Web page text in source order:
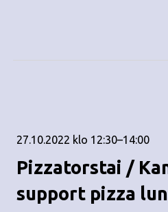
ä
v
.
Pizzatorstai /
support pizza
27.10.2022 klo 12:30–14:00